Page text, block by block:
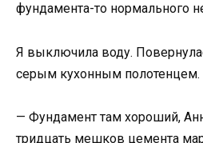
фундамента-то нормального
Я выключила воду.
серым кухонным полотенцем.
— Фундамент там хороший,
тридцать мешков цемента